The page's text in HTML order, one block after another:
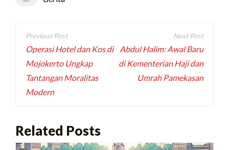
Navigasi
pos
Operasi Hotel dan Kos di
Mojokerto Ungkap
Tantangan Moralitas
Modern
Abdul Halim: Awal Baru
di Kementerian Haji dan
Umrah Pamekasan
Related Posts